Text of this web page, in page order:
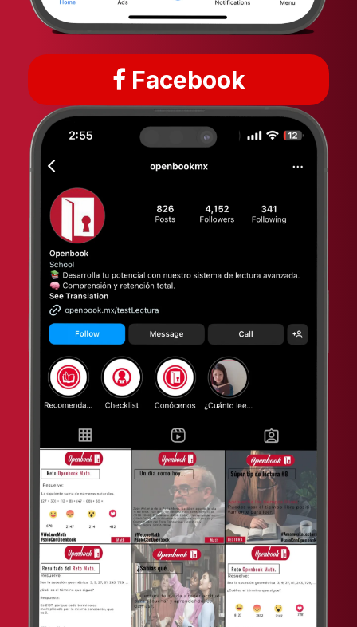
Facebook